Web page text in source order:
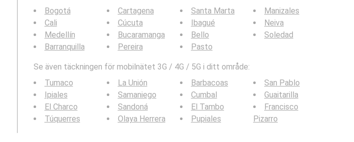
Bogotá
Cali
Medellín
Barranquilla
Cartagena
Cúcuta
Bucaramanga
Pereira
Santa Marta
Ibagué
Bello
Pasto
Manizales
Neiva
Soledad
Se även täckningen för mobilnätet 3G / 4G / 5G i ditt område:
Tumaco
Ipiales
El Charco
Túquerres
La Unión
Samaniego
Sandoná
Olaya Herrera
Barbacoas
Cumbal
El Tambo
Pupiales
San Pablo
Guaitarilla
Francisco
Pizarro